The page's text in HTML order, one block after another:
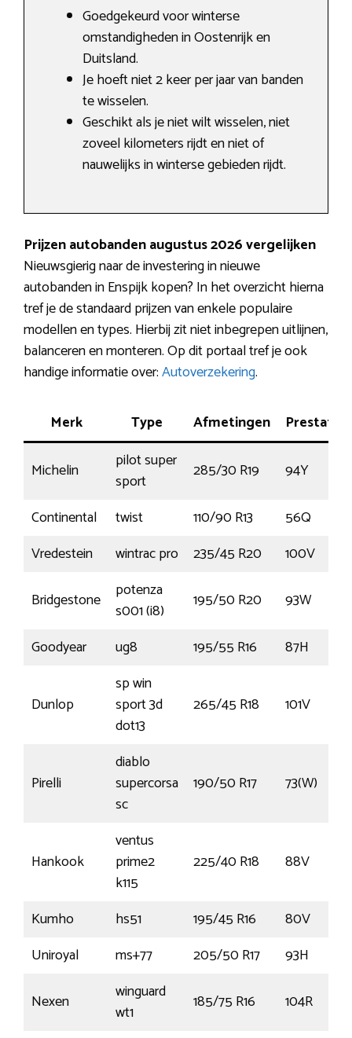
Goedgekeurd voor winterse
omstandigheden in Oostenrijk en
Duitsland.
Je hoeft niet 2 keer per jaar van banden
te wisselen.
Geschikt als je niet wilt wisselen, niet
zoveel kilometers rijdt en niet of
nauwelijks in winterse gebieden rijdt.
Prijzen autobanden augustus 2026 vergelijken
Nieuwsgierig naar de investering in nieuwe
autobanden in Enspijk kopen? In het overzicht hierna
tref je de standaard prijzen van enkele populaire
modellen en types. Hierbij zit niet inbegrepen uitlijnen,
balanceren en monteren. Op dit portaal tref je ook
handige informatie over:Autoverzekering.
Merk Type Afmetingen Prestatie
Michelin
pilot super
sport
285/30 R19
94Y
Continental
twist 110/90 R13
56Q
Vredestein
wintrac pro 235/45 R20
100V
Bridgestone
potenza
s001 (i8)
195/50 R20
93W
Goodyear
ug8 195/55 R16 87H
Dunlop
sp win
sport 3d
dot13
265/45 R18 101V
Pirelli
diablo
supercorsa
sc
190/50 R17 73(W)
Hankook
ventus
prime2
k115
225/40 R18 88V
Kumho hs51 195/45 R16
80V
Uniroyal
ms+77 205/50 R17
93H
Nexen
winguard
wt1
185/75 R16
104R